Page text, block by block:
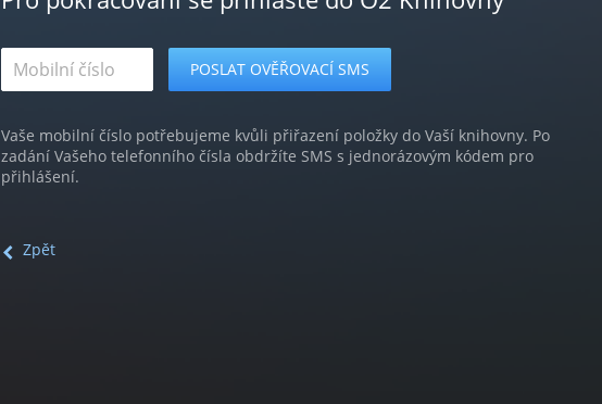
Vaše mobilní číslo potřebujeme kvůli přiřazení položky do Vaší knihovny. Po
zadání Vašeho telefonního čísla obdržíte SMS s jednorázovým kódem pro
přihlášení.
Zpět